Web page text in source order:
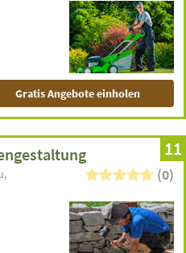
Gratis Angebote einholen
11
(0)